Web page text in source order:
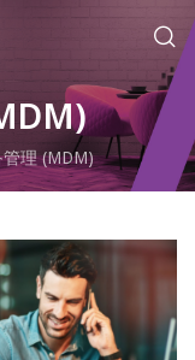
理 (MDM)